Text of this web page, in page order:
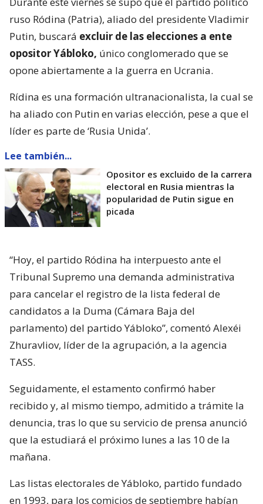
ruso Ródina (Patria), aliado del presidente Vladimir
Putin, buscará excluir de las elecciones a ente
opositor Yábloko, único conglomerado que se
opone abiertamente a la guerra en Ucrania.
Rídina es una formación ultranacionalista, la cual se
ha aliado con Putin en varias elección, pese a que el
líder es parte de ‘Rusia Unida’.
Lee también...
Opositor es excluido de la carrera
electoral en Rusia mientras la
popularidad de Putin sigue en
picada
“Hoy, el partido Ródina ha interpuesto ante el
Tribunal Supremo una demanda administrativa
para cancelar el registro de la lista federal de
candidatos a la Duma (Cámara Baja del
parlamento) del partido Yábloko”, comentó Alexéi
Zhuravliov, líder de la agrupación, a la agencia
TASS.
Seguidamente, el estamento confirmó haber
recibido y, al mismo tiempo, admitido a trámite la
denuncia, tras lo que su servicio de prensa anunció
que la estudiará el próximo lunes a las 10 de la
mañana.
Las listas electorales de Yábloko, partido fundado
en 1993, para los comicios de septiembre habían